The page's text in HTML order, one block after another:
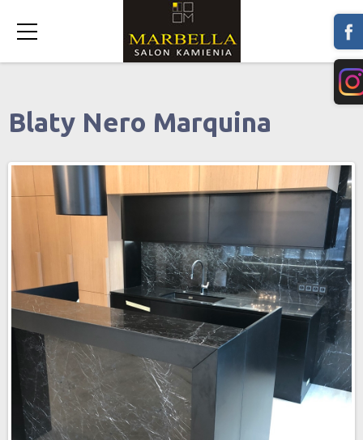
Blaty Nero Marquina